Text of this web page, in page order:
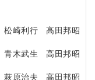
松崎利行 高田邦昭
青木武生 高田邦昭
萩原治夫 高田邦昭